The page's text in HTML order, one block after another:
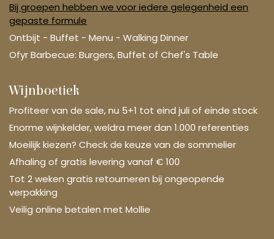
Bij groepen hebben we voor iedere gelegenheid een
gepaste formule
Ontbijt - Buffet - Menu - Walking Dinner
Ofyr Barbecue: Burgers, Buffet of Chef's Table
Wijnboetiek
Profiteer van de sale, nu 5+1 tot eind juli of einde stock
Enorme wijnkelder, weldra meer dan 1.000 referenties
Moeilijk kiezen? Check de keuze van de sommelier
Afhaling of gratis levering vanaf € 100
Tot 2 weken gratis retourneren bij ongeopende
verpakking
Veilig online betalen met Mollie